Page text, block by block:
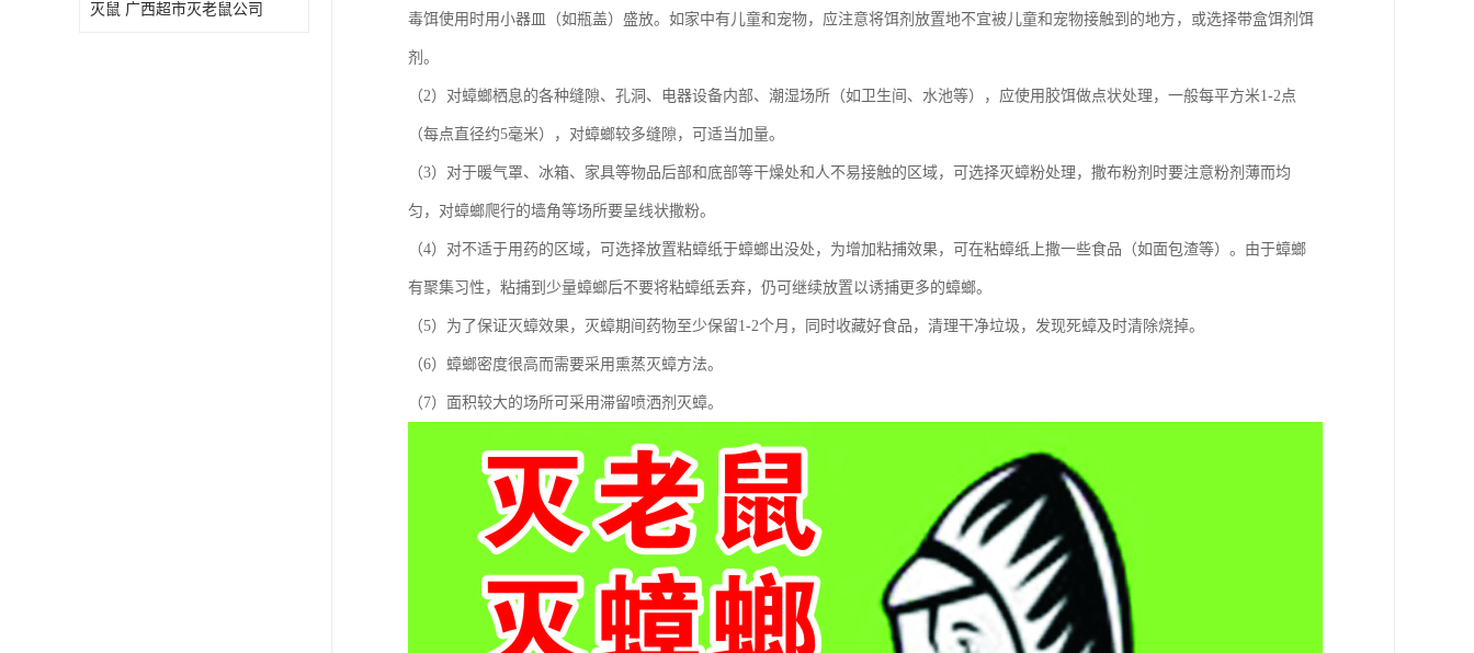
灭鼠 广西超市灭老鼠公司
毒饵使用时用小器皿（如瓶盖）盛放。如家中有儿童和宠物，应注意将饵剂放置地不宜被儿童和宠物接触到的地方，或选择带盒饵剂饵
剂。
（2）对蟑螂栖息的各种缝隙、孔洞、电器设备内部、潮湿场所（如卫生间、水池等），应使用胶饵做点状处理，一般每平方米1-2点
（每点直径约5毫米），对蟑螂较多缝隙，可适当加量。
（3）对于暖气罩、冰箱、家具等物品后部和底部等干燥处和人不易接触的区域，可选择灭蟑粉处理，撒布粉剂时要注意粉剂薄而均
匀，对蟑螂爬行的墙角等场所要呈线状撒粉。
（4）对不适于用药的区域，可选择放置粘蟑纸于蟑螂出没处，为增加粘捕效果，可在粘蟑纸上撒一些食品（如面包渣等）。由于蟑螂
有聚集习性，粘捕到少量蟑螂后不要将粘蟑纸丢弃，仍可继续放置以诱捕更多的蟑螂。
（5）为了保证灭蟑效果，灭蟑期间药物至少保留1-2个月，同时收藏好食品，清理干净垃圾，发现死蟑及时清除烧掉。
（6）蟑螂密度很高而需要采用熏蒸灭蟑方法。
（7）面积较大的场所可采用滞留喷洒剂灭蟑。